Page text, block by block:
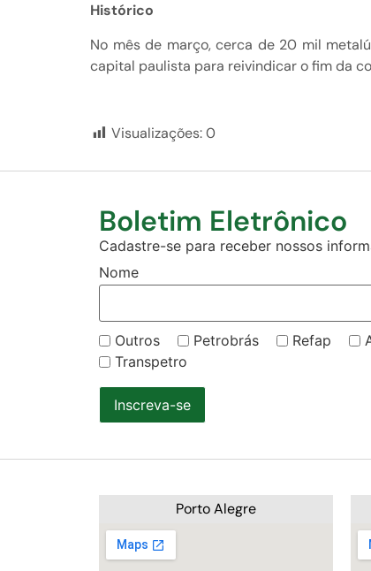
Histórico
No mês de março, cerca de 20 mil
capital paulista para reivindicar o fim da
Visualizações:0
Boletim Eletrônico
Cadastre-se para receber nossos
Nome
Outros Petrobrás Refap
Transpetro
Inscreva-se
Porto Alegre